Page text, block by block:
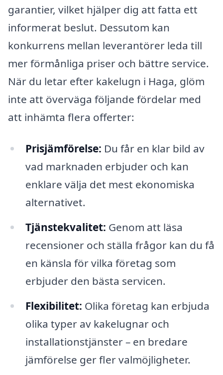
garantier, vilket hjälper dig att fatta ett
informerat beslut. Dessutom kan
konkurrens mellan leverantörer leda till
mer förmånliga priser och bättre service.
När du letar efter kakelugn i Haga, glöm
inte att överväga följande fördelar med
att inhämta flera offerter:
Prisjämförelse: Du får en klar bild av
vad marknaden erbjuder och kan
enklare välja det mest ekonomiska
alternativet.
Tjänstekvalitet: Genom att läsa
recensioner och ställa frågor kan du få
en känsla för vilka företag som
erbjuder den bästa servicen.
Flexibilitet: Olika företag kan erbjuda
olika typer av kakelugnar och
installationstjänster – en bredare
jämförelse ger fler valmöjligheter.